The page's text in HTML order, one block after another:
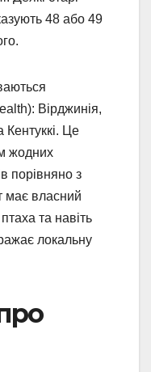
48 або 49
Вірджинія,
Кентуккі. Це
жодних
порівняно з
має власний
та навіть
локальну